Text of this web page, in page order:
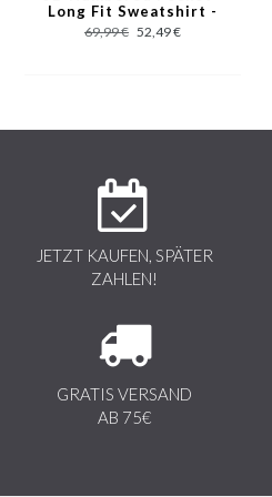
Long Fit Sweatshirt -
Rot
69,99 € 52,49 €
JETZT KAUFEN, SPÄTER
ZAHLEN!
GRATIS VERSAND
AB 75€